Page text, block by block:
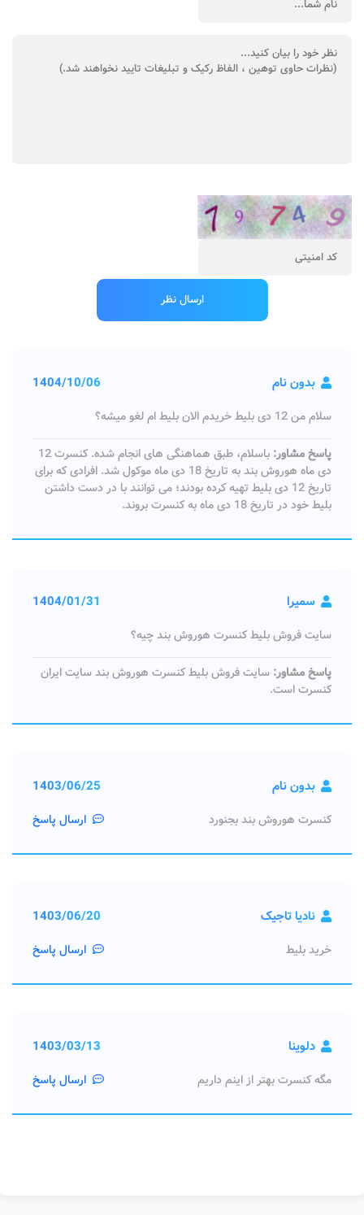
بدون نام 1404/10/06
سلام من 12 دی بلیط خریدم الان بلیط ام لغو میشه؟
پاسخ مشاور:
باسلام، طبق هماهنگی های انجام شده. کنسرت 12
دی ماه هوروش بند به تاریخ 18 دی ماه موکول شد. افرادی که برای
تاریخ 12 دی بلیط تهیه کرده بودند؛ می توانند با در دست داشتن
بلیط خود در تاریخ 18 دی ماه به کنسرت بروند.
سمیرا 1404/01/31
سایت فروش بلیط کنسرت هوروش بند چیه؟
پاسخ مشاور: سایت فروش بلیط کنسرت هوروش بند سایت ایران
کنسرت است.
بدون نام 1403/06/25
کنسرت هوروش بند بجنورد ارسال پاسخ
نادیا تاجیک 1403/06/20
خرید بلیط ارسال پاسخ
دلوینا 1403/03/13
مگه کنسرت بهتر از اینم داریم ارسال پاسخ